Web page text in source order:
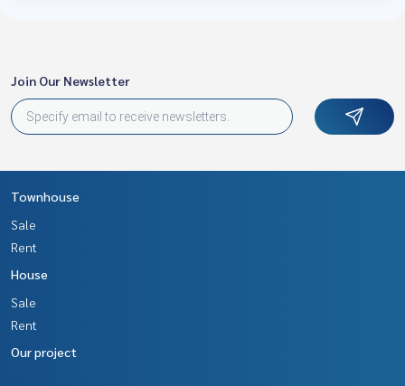
Join Our Newsletter
Townhouse
Sale
Rent
House
Sale
Rent
Our project